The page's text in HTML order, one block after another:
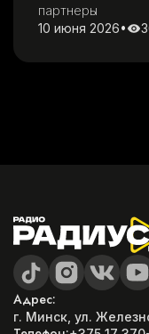
партнеры
10 июня 2026•
Адрес:
г. Минск, ул.